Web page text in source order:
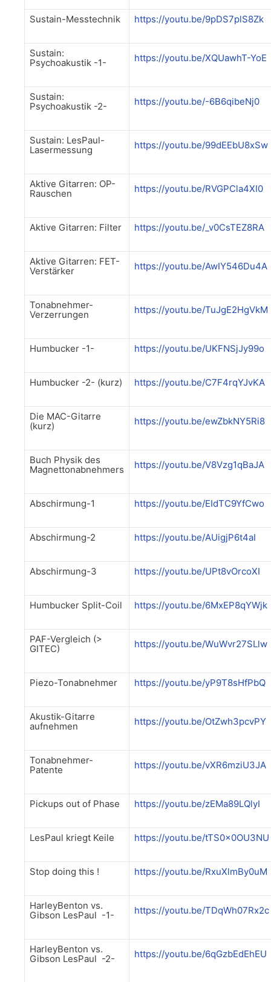
Sustain-Messtechnik https://youtu.be/9pDS7plS8Zk
Sustain:
Psychoakustik -1-
https://youtu.be/XQUawhT-YoE
Sustain:
Psychoakustik -2-
https://youtu.be/-6B6qibeNj0
Sustain: LesPaul-
Lasermessung
https://youtu.be/99dEEbU8xSw
Aktive Gitarren: OP-
Rauschen
https://youtu.be/RVGPCla4XI0
Aktive Gitarren: Filter https://youtu.be/_v0CsTEZ8RA
Aktive Gitarren: FET-
Verstärker
https://youtu.be/AwIY546Du4A
Tonabnehmer-
Verzerrungen
https://youtu.be/TuJgE2HgVkM
Humbucker -1- https://youtu.be/UKFNSjJy99o
Humbucker -2- (kurz) https://youtu.be/C7F4rqYJvKA
Die MAC-Gitarre
(kurz)
https://youtu.be/ewZbkNY5Ri8
Buch Physik des
Magnettonabnehmers
https://youtu.be/V8Vzg1qBaJA
Abschirmung-1 https://youtu.be/EIdTC9YfCwo
Abschirmung-2 https://youtu.be/AUigjP6t4aI
Abschirmung-3 https://youtu.be/UPt8vOrcoXI
Humbucker Split-Coil https://youtu.be/6MxEP8qYWjk
PAF-Vergleich (>
GITEC)
https://youtu.be/WuWvr27SLlw
Piezo-Tonabnehmer https://youtu.be/yP9T8sHfPbQ
Akustik-Gitarre
aufnehmen
https://youtu.be/OtZwh3pcvPY
Tonabnehmer-
Patente
https://youtu.be/vXR6mziU3JA
Pickups out of Phase https://youtu.be/zEMa89LQlyI
LesPaul kriegt Keile https://youtu.be/tTS0x0OU3NU
Stop doing this ! https://youtu.be/RxuXlmBy0uM
HarleyBenton vs.
Gibson LesPaul -1-
https://youtu.be/TDqWh07Rx2c
HarleyBenton vs.
Gibson LesPaul -2-
https://youtu.be/6qGzbEdEhEU